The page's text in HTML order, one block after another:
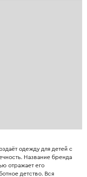
одежду для детей с
Название бренда
отражает его
детство. Вся